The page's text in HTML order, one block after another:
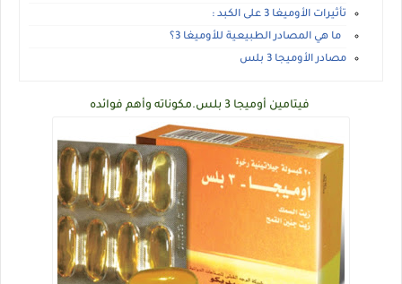
تأثيرات الأوميغا 3 على الكبد :
ما هي المصادر الطبيعية للأوميغا 3؟
مصادر الأوميجا 3 بلس
فيتامين أوميجا 3 بلس.مكوناته وأهم فوائده